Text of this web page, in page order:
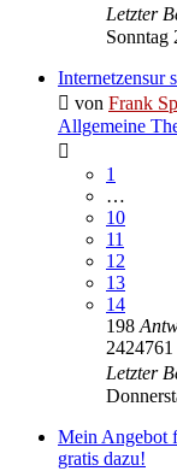
Letzter
Sonntag
Internetzensur
von Frank
Allgemeine
1
…
10
11
12
13
14
198
2424761
Letzter
Mein Angebot
gratis dazu!